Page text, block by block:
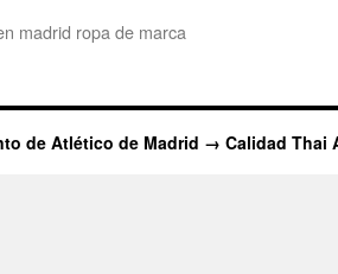
madrid ropa de marca
de Atlético de Madrid → Calidad Thai